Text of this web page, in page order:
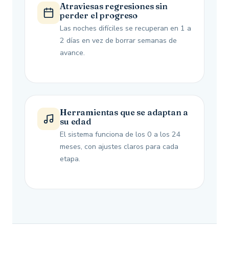
Atraviesas regresiones sin
perder el progreso
Las noches difíciles se recuperan en 1 a
2 días en vez de borrar semanas de
avance.
Herramientas que se adaptan a
su edad
El sistema funciona de los 0 a los 24
meses, con ajustes claros para cada
etapa.